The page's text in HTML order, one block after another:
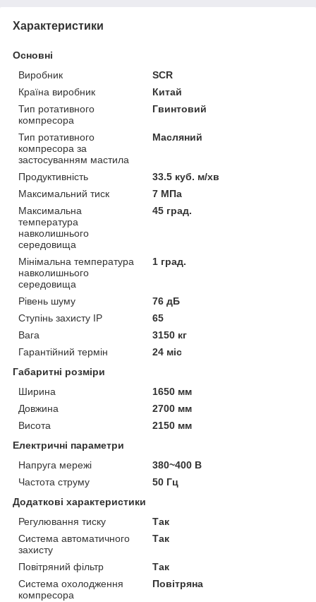
Характеристики
Основні
Виробник
SCR
Країна виробник
Китай
Тип ротативного
компресора
Гвинтовий
Тип ротативного
компресора за
застосуванням мастила
Масляний
Продуктивність
33.5 куб. м/хв
Максимальний тиск
7 МПа
Максимальна
температура
навколишнього
середовища
45 град.
Мінімальна температура
навколишнього
середовища
1 град.
Рівень шуму
76 дБ
Ступінь захисту IP
65
Вага
3150 кг
Гарантійний термін
24 міс
Габаритні розміри
Ширина
1650 мм
Довжина
2700 мм
Висота
2150 мм
Електричні параметри
Напруга мережі
380~400 В
Частота струму
50 Гц
Додаткові характеристики
Регулювання тиску
Так
Система автоматичного
захисту
Так
Повітряний фільтр
Так
Система охолодження
компресора
Повітряна